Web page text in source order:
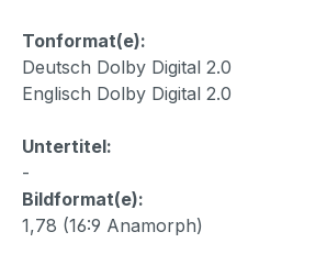
Tonformat(e):
Deutsch Dolby Digital 2.0
Englisch Dolby Digital 2.0
Untertitel:
-
Bildformat(e):
1,78 (16:9 Anamorph)